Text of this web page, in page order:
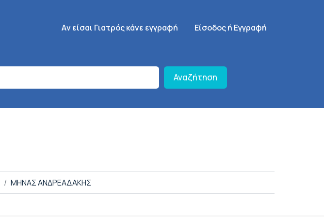
Κεντρική πλοήγηση
Aν είσαι Γιατρός κάνε εγγραφή SignUp Menu
Είσοδος ή Εγγραφή
Αναζήτηση
ΜΗΝΑΣ ΑΝΔΡΕΑΔΑΚΗΣ